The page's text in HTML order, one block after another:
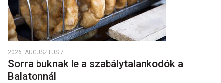
2026. AUGUSZTUS 7.
Sorra buknak le a szabálytalankodók a
Balatonnál